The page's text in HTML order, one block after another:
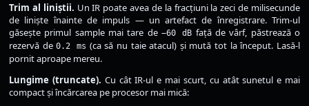
Trim al liniștii. Un IR poate avea de la fracțiuni la zeci de milisecunde
de liniște înainte de impuls — un artefact de înregistrare. Trim-ul
găsește primul sample mai tare de −60 dB față de vârf, păstrează o
rezervă de0.2 ms (ca să nu taie atacul) și mută tot la început. Lasă-l
pornit aproape mereu.
Lungime (truncate). Cu cât IR-ul e mai scurt, cu atât sunetul e mai
compact și încărcarea pe procesor mai mică: